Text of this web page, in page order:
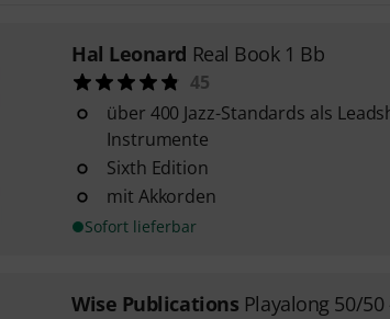
Hal Leonard Real Book 1 Bb
45
über 400 Jazz-Standards als
Instrumente
Sixth Edition
mit Akkorden
Sofort lieferbar
Wise Publications Playalong 50/50